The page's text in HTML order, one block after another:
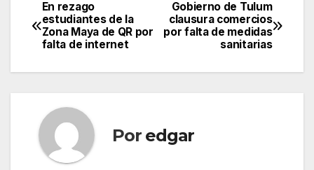
Navegación
de
entradas
Gobierno de Tulum
clausura comercios
por falta de medidas
sanitarias
En rezago
estudiantes de la
Zona Maya de QR por
falta de internet
Por edgar